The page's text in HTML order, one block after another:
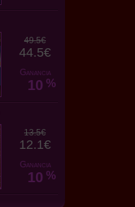
49.5€
44.5€
Ganancia
10 %
13.5€
12.1€
Ganancia
10 %